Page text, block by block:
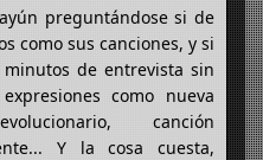
preguntándose si de
como sus canciones, y si
de entrevista sin
como nueva
canción
Y la cosa cuesta,